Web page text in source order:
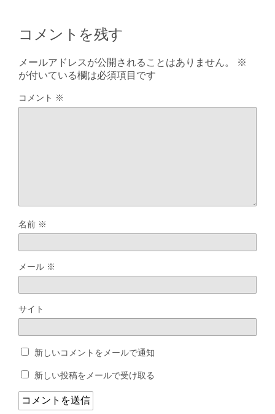
コメントを残す
メールアドレスが公開されることはありません。
※
が付いている欄は必須項目です
コメント ※
名前 ※
メール ※
サイト
新しいコメントをメールで通知
新しい投稿をメールで受け取る